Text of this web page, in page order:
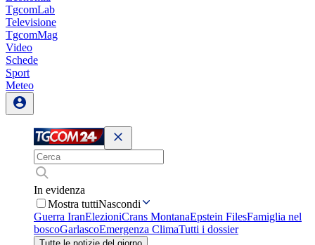
TgcomLab
Televisione
TgcomMag
Video
Schede
Sport
Meteo
In evidenza
Mostra tuttiNascondi
Guerra IranElezioniCrans MontanaEpstein FilesFamiglia nel
boscoGarlascoEmergenza ClimaTutti i dossier